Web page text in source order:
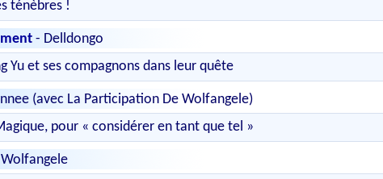
ténèbres !
- Delldongo
Yu et ses compagnons dans leur quête
(avec La Participation De Wolfangele)
pour « considérer en tant que tel »